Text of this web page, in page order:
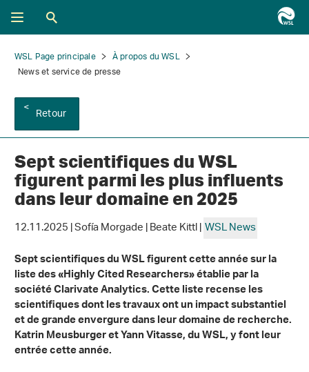
WSL Page principale
À propos du WSL
News et service de presse
Retour
Sept scientifiques du WSL
figurent parmi les plus influents
dans leur domaine en 2025
12.11.2025 | Sofía Morgade | Beate Kittl |WSL News
Sept scientifiques du WSL figurent cette année sur la
liste des «Highly Cited Researchers» établie par la
société Clarivate Analytics. Cette liste recense les
scientifiques dont les travaux ont un impact substantiel
et de grande envergure dans leur domaine de recherche.
Katrin Meusburger et Yann Vitasse, du WSL, y font leur
entrée cette année.